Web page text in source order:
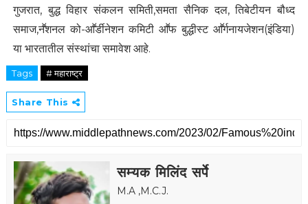
गुजरात, बुद्ध विहार संकलन समिती,समता सैनिक दल, तिबेटीयन बौध्द
समाज,नॕशनल को-आॕर्डीनेशन कमिटी आॕफ बुद्धीस्ट आॕर्गनायजेशन(इंडिया)
या भारतातील संस्थांचा समावेश आहे.
Tags # महाराष्ट्र
Share This
सम्यक मिलिंद सर्पे
M.A ,M.C.J.